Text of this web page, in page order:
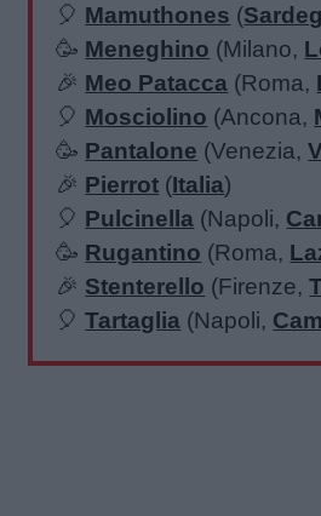
🎈 Mamuthones (
🥳 Meneghino (Milano,
🎉 Meo Patacca (Roma,
🎈 Mosciolino (Ancona,
🥳 Pantalone (Venezia,
🎉 Pierrot (Italia)
🎈 Pulcinella (Napoli,
🥳 Rugantino (Roma,
🎉 Stenterello (Firenze,
🎈Tartaglia (Napoli,